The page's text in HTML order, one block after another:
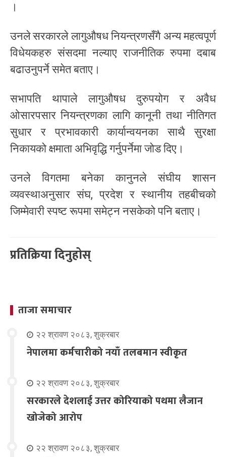
।
उनले सरकारले लागुऔषध नियन्त्रणसँगै अन्य महत्वपूर्ण
विधेयकहरु संसदमा नल्याए राजनीतिक रुपमा दबाब
बढाउनुपर्ने समेत बताए।
सभापति थापाले लागुऔषध दुरुपयोग र अवैध
ओसारपसार नियन्त्रणका लागि कानूनी तथा नीतिगत
सुधार र प्रभावकारी कार्यान्वयनका साथै सुरक्षा
निकायको क्षमाता अभिवृद्धि गर्नुपर्नेमा जोड दिए।
उनले विगतमा बनेका कानुनले संघीय शासन
व्यवस्थाअनुसार संघ, प्रदेश र स्थानीय तहबीचको
जिम्मेवारी स्पष्ट रूपमा समेट्न नसकेको पनि बताए।
प्रतिक्रिया दिनुहोस्
ताजा समाचार
२२ श्रावण २०८३, शुक्रबार
नेपालमा कर्मचारीको नयाँ तलबमान स्वीकृत
२२ श्रावण २०८३, शुक्रबार
सरकारले देशलाई उत्तर कोरियाको पथमा लैजान
खोजेको आरोप
२२ श्रावण २०८३, शुक्रबार